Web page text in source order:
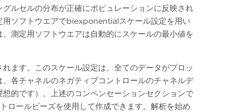
ルセルの分布が正確にポピュレーションに反映され
用ソフトウエアでbiexponentialスケール設定を用い
測定用ソフトウエアは自動的にスケールの最小値を
ます。このスケール設定は、全てのデータがプロッ
各チャネルのネガティブコントロールのチャネルデ
的です）。上述のコンペンセーションセクションで
ロールビーズを使用して作成できます。解析を始め